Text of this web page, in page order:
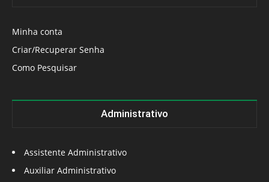
Minha conta
Criar/Recuperar Senha
Como Pesquisar
Administrativo
Assistente Administrativo
Auxiliar Administrativo